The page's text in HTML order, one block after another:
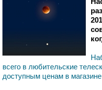
всего в любительские
доступным ценам в